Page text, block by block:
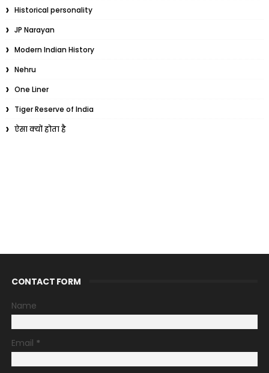
Historical personality
JP Narayan
Modern Indian History
Nehru
One Liner
Tiger Reserve of India
ऐसा क्यों होता है
CONTACT FORM
Name
Email *